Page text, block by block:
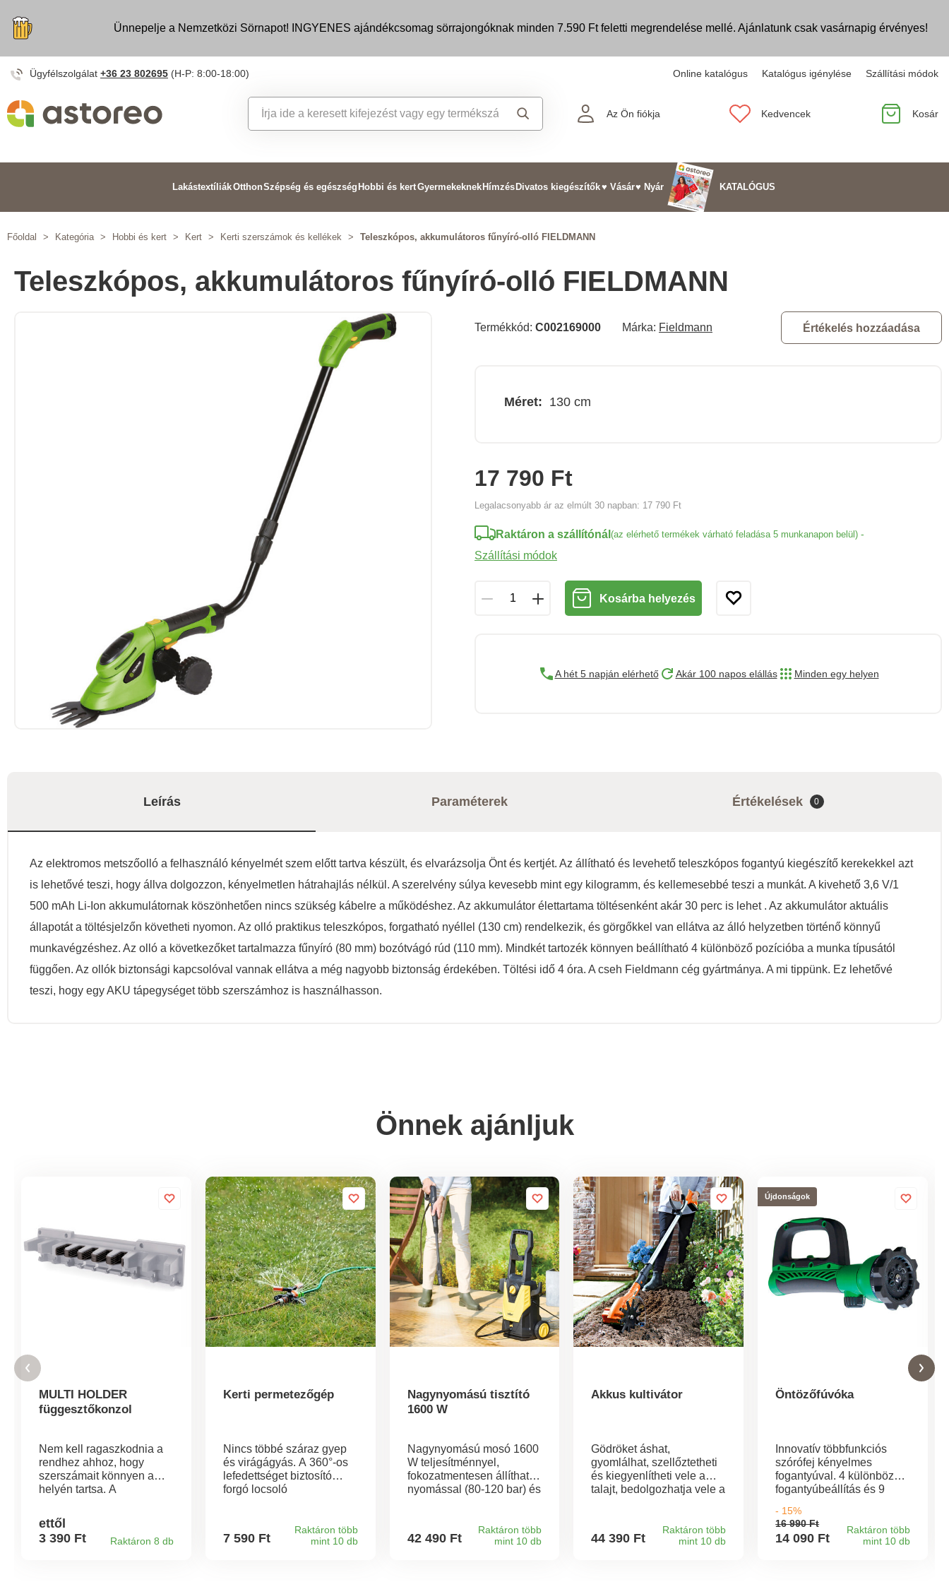
Ünnepelje a Nemzetközi Sörnapot! INGYENES ajándékcsomag sörrajongóknak minden 7.590 Ft feletti megrendelése mellé. Ajánlatunk csak vasárnapig érvényes!
Ügyfélszolgálat +36 23 802695 (H-P: 8:00-18:00) Online katalógus Katalógus igénylése Szállítási módok
Az Ön fiókja Kedvencek Kosár
LakástextíliákOtthonSzépség és egészség Hobbi és kertGyermekeknek Hímzés Divatos kiegészítők♥ Vásár♥ Nyár KATALÓGUS
Főoldal > Kategória > Hobbi és kert > Kert > Kerti szerszámok és kellékek > Teleszkópos, akkumulátoros fűnyíró-olló FIELDMANN
Teleszkópos, akkumulátoros fűnyíró-olló FIELDMANN
Termékkód: C002169000 Márka: Fieldmann Értékelés hozzáadása
Méret: 130 cm
17 790 Ft
Legalacsonyabb ár az elmúlt 30 napban: 17 790 Ft
Raktáron a szállítónál (az elérhető termékek várható feladása 5 munkanapon belül) -
Szállítási módok
Kosárba helyezés
A hét 5 napján elérhető Akár 100 napos elállás Minden egy helyen
Leírás Paraméterek Értékelések 0
Az elektromos metszőolló a felhasználó kényelmét szem előtt tartva készült, és elvarázsolja Önt és kertjét. Az állítható és levehető teleszkópos fogantyú kiegészítő kerekekkel azt
is lehetővé teszi, hogy állva dolgozzon, kényelmetlen hátrahajlás nélkül. A szerelvény súlya kevesebb mint egy kilogramm, és kellemesebbé teszi a munkát. A kivehető 3,6 V/1
500 mAh Li-Ion akkumulátornak köszönhetően nincs szükség kábelre a működéshez. Az akkumulátor élettartama töltésenként akár 30 perc is lehet . Az akkumulátor aktuális
állapotát a töltésjelzőn követheti nyomon. Az olló praktikus teleszkópos, forgatható nyéllel (130 cm) rendelkezik, és görgőkkel van ellátva az álló helyzetben történő könnyű
munkavégzéshez. Az olló a következőket tartalmazza fűnyíró (80 mm) bozótvágó rúd (110 mm). Mindkét tartozék könnyen beállítható 4 különböző pozícióba a munka típusától
függően. Az ollók biztonsági kapcsolóval vannak ellátva a még nagyobb biztonság érdekében. Töltési idő 4 óra. A cseh Fieldmann cég gyártmánya. A mi tippünk. Ez lehetővé
teszi, hogy egy AKU tápegységet több szerszámhoz is használhasson.
Önnek ajánljuk
MULTI HOLDER
függesztőkonzol
Nem kell ragaszkodnia a
rendhez ahhoz, hogy
szerszámait könnyen a
helyén tartsa. A
szerszámtartó
gondoskodik erről.
Könnyedén felakaszthatja
ettől
3 390 Ft
Raktáron 8 db
Kerti permetezőgép
Nincs többé száraz gyep
és virágágyás. A 360°-os
lefedettséget biztosító
forgó locsoló
hasonlóan a lágy nyári
esőhöz. Alkalmas
7 590 Ft
Raktáron több
mint 10 db
Nagynyomású tisztító
1600 W
Nagynyomású mosó 1600
W teljesítménnyel,
fokozatmentesen állítható
nyomással (80-120 bar) és
magasnyomású mosó
ideális kerti bútorok,
42 490 Ft
Raktáron több
mint 10 db
Akkus kultivátor
Gödröket áshat,
gyomlálhat, szellőztetheti
és kiegyenlítheti vele a
talajt, bedolgozhatja vele a
vetéshez.... Ezzel a
vezeték nélküli akkus
44 390 Ft
Raktáron több
mint 10 db
Újdonságok
Öntözőfúvóka
Innovatív többfunkciós
szórófej kényelmes
fogantyúval. 4 különböző
fogantyúbeállítás és 9
beállítás: Öntés, öntözés,
öntözés stb. Praktikus
tömlőadapterrel - minden
- 15%
16 990 Ft
14 090 Ft
Raktáron több
mint 10 db